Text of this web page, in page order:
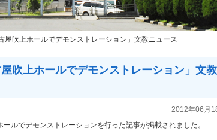
吹上ホールでデモンストレーション」文教ニュース
吹上ホールでデモンストレーション」文教
2012年06月
ルでデモンストレーションを行った記事が掲載されました。